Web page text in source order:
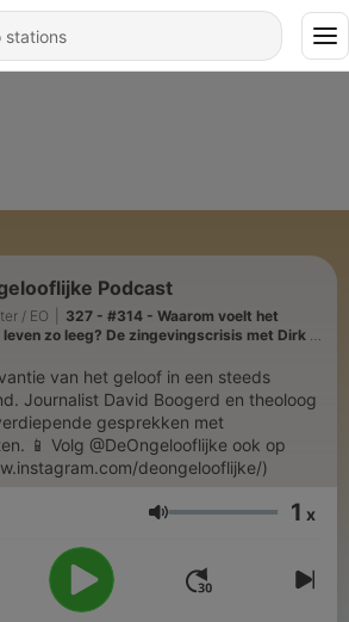
Podcast
/ EO
327 - #314 - Waarom voelt het
zo leeg? De zingevingscrisis met Dirk de
van het geloof in een steeds
Journalist David Boogerd en theoloog
gesprekken met
op
deongelooflijke/)
Volume 1 x